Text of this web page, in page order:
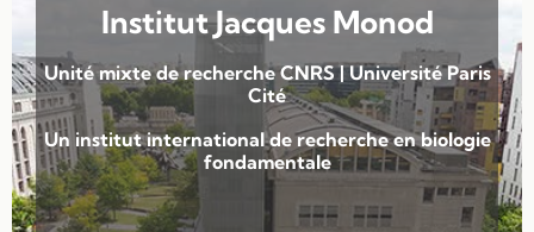
Institut Jacques Monod
Unité mixte de recherche CNRS | Université Paris
Cité
Un institut international de recherche en biologie
fondamentale